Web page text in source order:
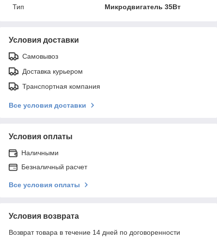
Тип
Микродвигатель 35Вт
Условия доставки
Самовывоз
Доставка курьером
Транспортная компания
Все условия доставки
Условия оплаты
Наличными
Безналичный расчет
Все условия оплаты
Условия возврата
Возврат товара в течение 14 дней по договоренности